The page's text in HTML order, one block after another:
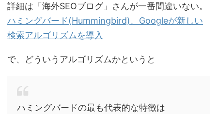
詳細は「海外SEOブログ」さんが一番間違いない。
ハミングバード(Hummingbird)、Googleが新しい
検索アルゴリズムを導入
で、どういうアルゴリズムかというと
ハミングバードの最も代表的な特徴は